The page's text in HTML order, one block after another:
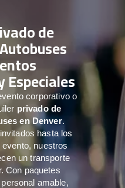
de
corporativo o
privado de
en Denver.
hasta los
nuestros
un transporte
Con paquetes
amable,